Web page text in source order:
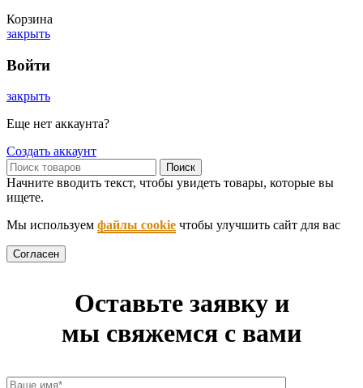
Корзина
закрыть
Войти
закрыть
Еще нет аккаунта?
Создать аккаунт
Поиск
Начните вводить текст, чтобы увидеть товары, которые вы
ищете.
Мы используем файлы cookie чтобы улучшить сайт для вас
Согласен
Оставьте заявку и
мы свяжемся с вами